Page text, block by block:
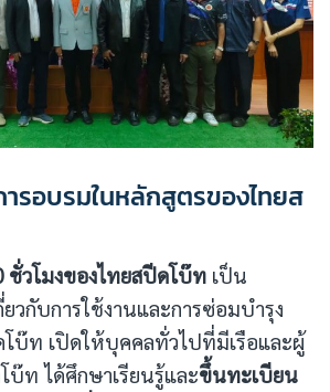
รอบรมในหลักสูตรของไทยส
วโมงของไทยสปีดโบ๊ท เป็น
วกับการใช้งานและการซ่อมบำรุง
โบ๊ท เปิดให้บุคคลทั่วไปที่มีเรือและผู้
บ๊ท ได้ศึกษาเรียนรู้และขึ้นทะเบียน